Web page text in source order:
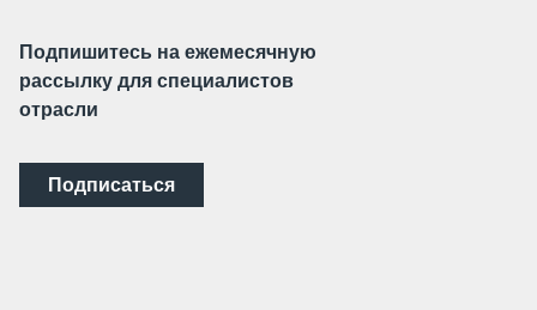
Подпишитесь на ежемесячную
рассылку для специалистов
отрасли
Подписаться